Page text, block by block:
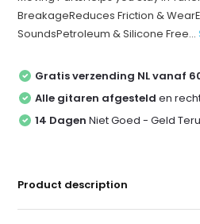
BreakageReduces Friction &
SoundsPetroleum & Silicone Free...
Gratis verzending NL vanaf
Alle gitaren afgesteld en
14 Dagen Niet Goed - Geld
Product description